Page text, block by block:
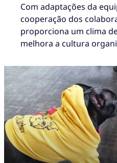
Com adaptações da
cooperação dos
proporciona um clima
melhora a cultura